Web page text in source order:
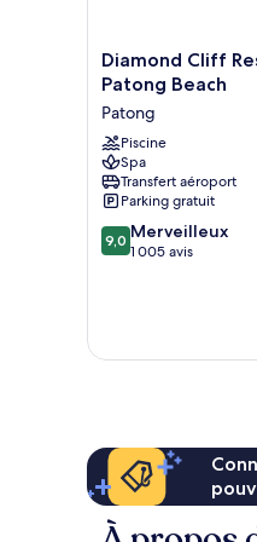
front
de
mer
Diamond
Cliff
&
Spa,
Patong
Beach
Patong
Diamond Cliff
Patong Beach
Patong
Piscine
Spa
Transfert aéroport
Parking gratuit
9.0
sur
9,0 Merveilleux
1 005 avis